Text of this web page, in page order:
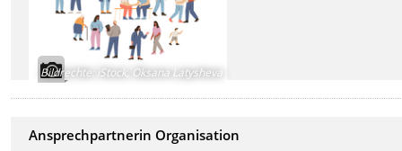
Bildrechte iStock, Oksana Latysheva
Ansprechpartnerin Organisation